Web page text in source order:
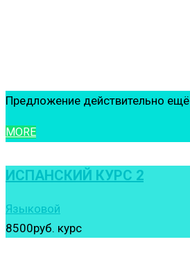
Предложение действительно ещё
MORE
ИСПАНСКИЙ КУРС 2
Языковой
8500руб. курс